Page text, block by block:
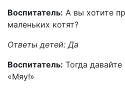
Воспитатель: А вы хотите
маленьких котят?
Ответы детей: Да
Воспитатель: Тогда
«Мяу!»